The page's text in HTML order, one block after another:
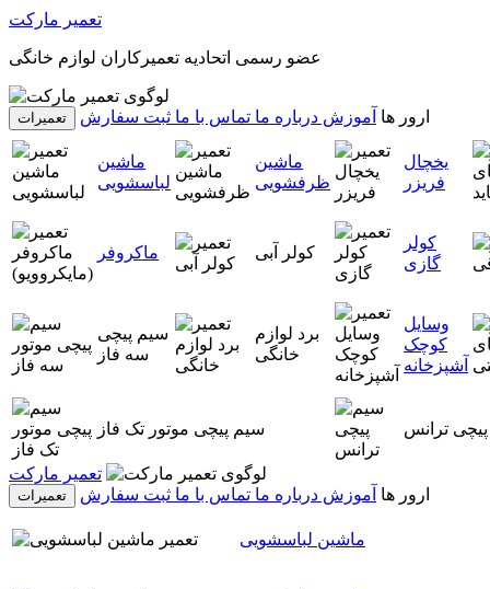
تعمیر مارکت
عضو رسمی اتحادیه تعمیرکاران لوازم خانگی
تعمیرات ارور ها آموزش درباره ما تماس با ما ثبت سفارش
ماشین
لباسشویی
ماشین
ظرفشویی
یخچال
فریزر
ماکروفر کولر آبی
کولر
گازی
سیم پیچی
سه فاز
برد لوازم
خانگی
وسایل
کوچک
آشپزخانه
سیم پیچی موتور تک فاز ترانس
تعمیر مارکت
تعمیرات ارور ها آموزش درباره ما تماس با ما ثبت سفارش
ماشین لباسشویی